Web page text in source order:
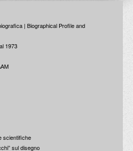
di Vincenzo Pacetti
in Laterano: una vicenda
di riordinamento politico e
| Biographical Profile and
1973
scientifiche
sul disegno